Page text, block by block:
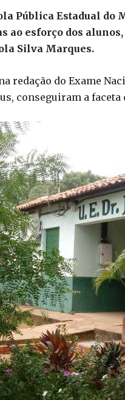
Pública Estadual
ao esforço dos
Silva Marques.
redação do Exame
conseguiram a faceta